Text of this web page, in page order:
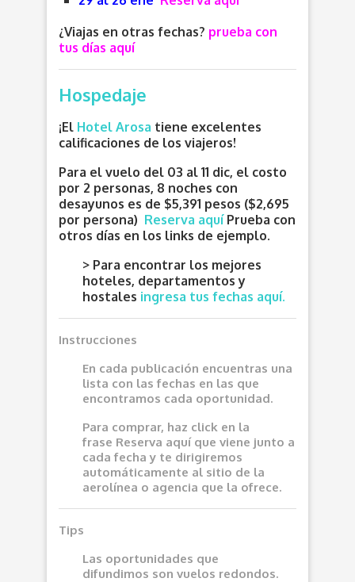
¿Viajas en otras fechas? prueba con
tus días aquí
Hospedaje
¡El Hotel Arosa tiene excelentes
calificaciones de los viajeros!
Para el vuelo del 03 al 11 dic, el costo
por 2 personas, 8 noches con
desayunos es de $5,391 pesos ($2,695
por persona) Reserva aquí Prueba con
otros días en los links de ejemplo.
> Para encontrar los mejores
hoteles, departamentos y
hostales ingresa tus fechas aquí.
Instrucciones
En cada publicación encuentras una
lista con las fechas en las que
encontramos cada oportunidad.
Para comprar, haz click en la
frase Reserva aquí que viene junto a
cada fecha y te dirigiremos
automáticamente al sitio de la
aerolínea o agencia que la ofrece.
Tips
Las oportunidades que
difundimos son vuelos redondos.